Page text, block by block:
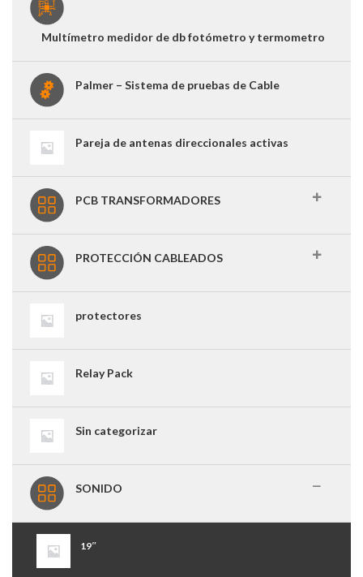
Multímetro medidor de db fotómetro y termometro
Palmer – Sistema de pruebas de Cable
Pareja de antenas direccionales activas
PCB TRANSFORMADORES
PROTECCIÓN CABLEADOS
protectores
Relay Pack
Sin categorizar
SONIDO
19″